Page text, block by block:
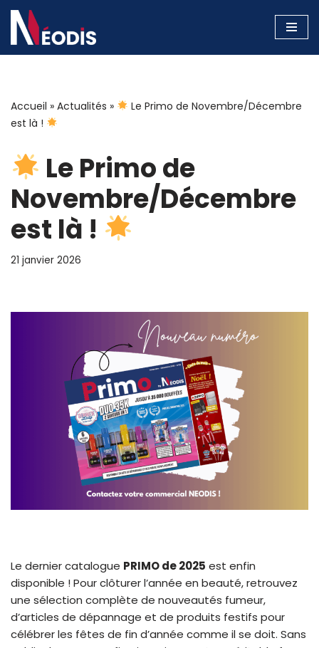
Aller
au
Accueil » Actualités »
Le Primo de Novembre/Décembre
est là !
Le Primo de
Novembre/Décembre
est là !
21 janvier 2026
Le dernier catalogue PRIMO de 2025 est enfin
disponible ! Pour clôturer l’année en beauté, retrouvez
une sélection complète de nouveautés fumeur,
d’articles de dépannage et de produits festifs pour
célébrer les fêtes de fin d’année comme il se doit. Sans